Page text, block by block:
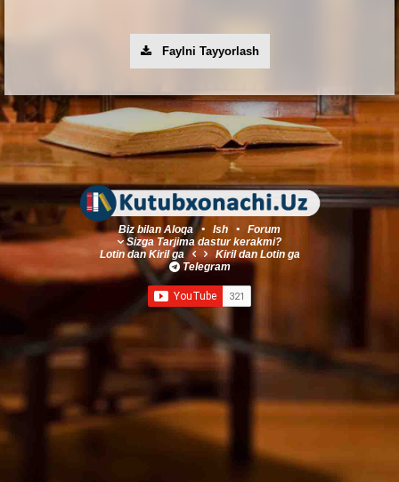
Faylni Tayyorlash
Biz bilan Aloqa • Ish • Forum
Sizga Tarjima dastur kerakmi?
LotindanKirilga Kirildan Lotinga
Telegram